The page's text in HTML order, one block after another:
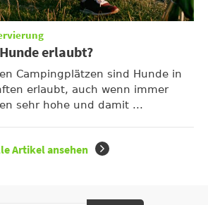
erlaubt?
Campingplätzen sind Hunde in
erlaubt, auch wenn immer
sehr hohe und damit ...
Artikel ansehen